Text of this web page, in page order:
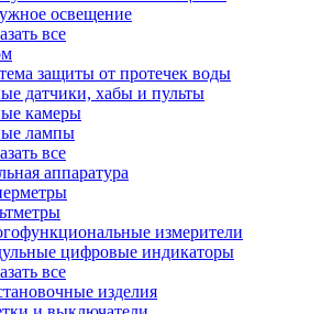
освещение
все
защиты от протечек воды
датчики, хабы и пульты
камеры
лампы
все
аппаратура
измерители
цифровые индикаторы
все
изделия